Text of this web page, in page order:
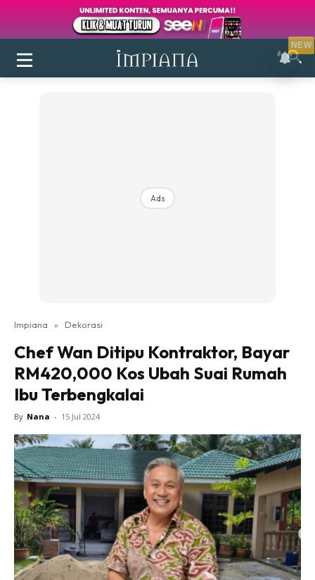
Login|Register
Ruang Makan
Ruang Tamu
Direktori
Interior Design
Landskap
DIY
Bilik Air
Bilik Tidur
Dapur
Ruang Makan
Make Over
Bilik Air
Ads
Impiana » Dekorasi
Chef Wan Ditipu Kontraktor, Bayar
RM420,000 Kos Ubah Suai Rumah
Ibu Terbengkalai
By Nana - 15 Jul 2024
NEW